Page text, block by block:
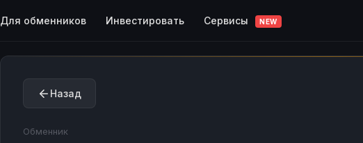
Для обменников Инвестировать Сервисы NEW
Назад
Обменник